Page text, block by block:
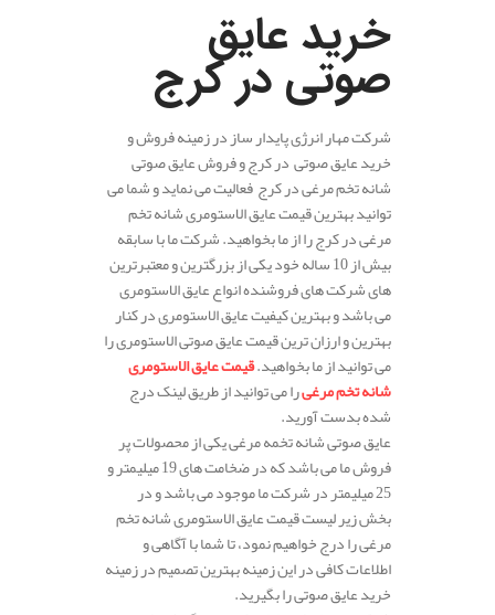
خرید عایق
صوتی در کرج
شرکت مهار انرژی پایدار ساز در زمینه فروش و
خرید عایق صوتی در کرج و فروش عایق صوتی
شانه تخم مرغی در کرج فعالیت می نماید و شما می
توانید بهترین قیمت عایق الاستومری شانه تخم
مرغی در کرج را از ما بخواهید. شرکت ما با سابقه
بیش از 10 ساله خود یکی از بزرگترین و معتبرترین
های شرکت های فروشنده انواع عایق الاستومری
می باشد و بهترین کیفیت عایق الاستومری در کنار
بهترین و ارزان ترین قیمت عایق صوتی الاستومری را
می توانید از ما بخواهید.قیمت عایق الاستومری
شانه تخم مرغیرا می توانید از طریق لینک درج
شده بدست آورید.
عایق صوتی شانه تخمه مرغی یکی از محصولات پر
فروش ما می باشد که در ضخامت های 19 میلیمتر و
25 میلیمتر در شرکت ما موجود می باشد و در
بخش زیر لیست قیمت عایق الاستومری شانه تخم
مرغی را درج خواهیم نمود، تا شما با آگاهی و
اطلاعات کافی در این زمینه بهترین تصمیم در زمینه
خرید عایق صوتی را بگیرید.